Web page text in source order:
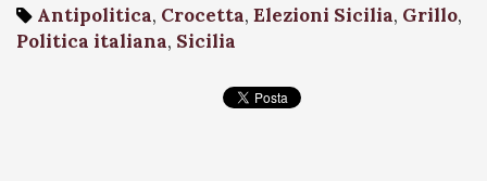
Antipolitica, Crocetta, Elezioni Sicilia, Grillo,
Politica italiana, Sicilia